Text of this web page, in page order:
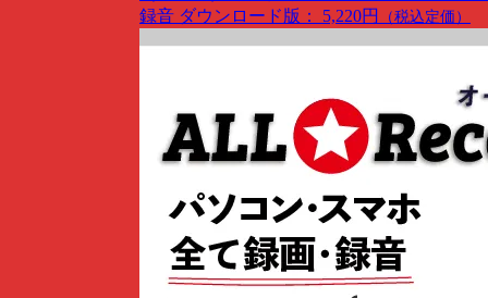
録音 ダウンロード版： 5,220円 （税込定価）